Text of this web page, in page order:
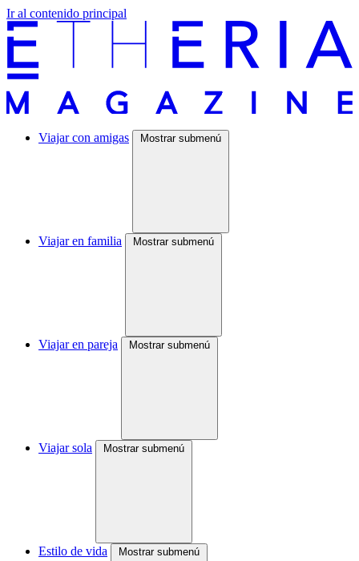
Ir al contenido principal
Viajar con amigas Mostrar submenú
Viajar en familia Mostrar submenú
Viajar en pareja Mostrar submenú
Viajar sola Mostrar submenú
Estilo de vida Mostrar submenú